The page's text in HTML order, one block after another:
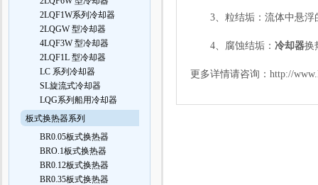
2LQF1W系列冷却器
2LQGW 型冷却器
4LQF3W 型冷却器
2LQF1L 型冷却器
LC 系列冷却器
SL旋流式冷却器
LQG系列船用冷却器
板式换热器系列
BR0.05板式换热器
BRO.1板式换热器
BR0.12板式换热器
BR0.35板式换热器
3、粒结垢：流体中悬浮
4、腐蚀结垢： 冷却器换
更多详情请咨询： http://